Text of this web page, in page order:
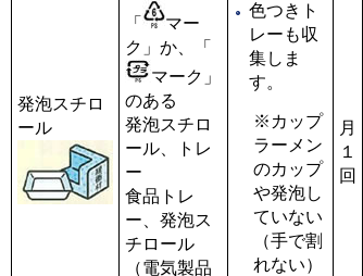
発泡スチロ
ール
「
マー
ク」か、「
マーク」
のある
発泡スチロ
ール、トレ
ー
食品トレ
ー、発泡ス
チロール
（電気製品
色つきト
レーも収
集しま
す。
※カップ
ラーメン
のカップ
や発泡し
ていない
（手で割
れない）
月
１
回